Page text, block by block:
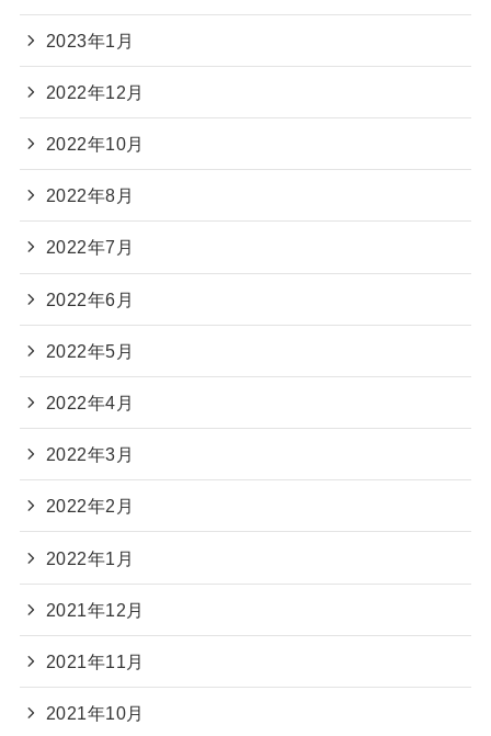
2023年1月
2022年12月
2022年10月
2022年8月
2022年7月
2022年6月
2022年5月
2022年4月
2022年3月
2022年2月
2022年1月
2021年12月
2021年11月
2021年10月